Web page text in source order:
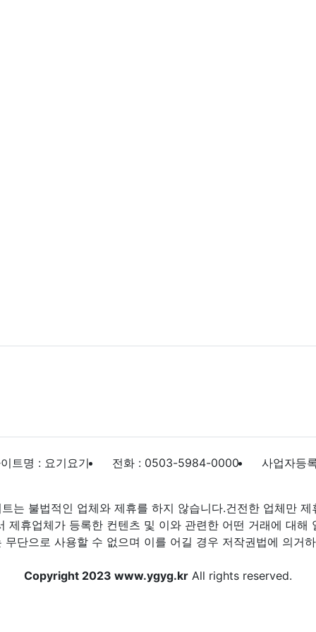
트명 : 요기요기 전화 : 0503-5984-0000 사업자등
는 불법적인 업체와 제휴를 하지 않습니다.건전한 업체만 제
제휴업체가 등록한 컨텐츠 및 이와 관련한 어떤 거래에 대해
단으로 사용할 수 없으며 이를 어길 경우 저작권법에 의거
Copyright 2023 www.ygyg.kr All rights reserved.